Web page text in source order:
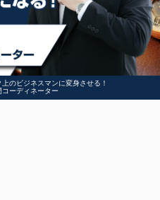
のビジネスマンに変身させる！
ーディネーター